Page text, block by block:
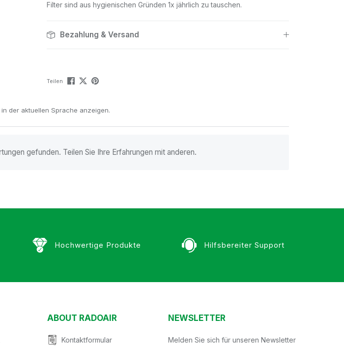
Filter sind aus hygienischen Gründen 1x jährlich zu tauschen.
Bezahlung & Versand
Teilen
der aktuellen Sprache anzeigen.
gefunden. Teilen Sie Ihre Erfahrungen mit anderen.
Hochwertige Produkte Hilfsbereiter Support
ABOUT RADOAIR
Kontaktformular
NEWSLETTER
Melden Sie sich für unseren Newsletter